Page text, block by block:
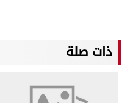
ذات صلة